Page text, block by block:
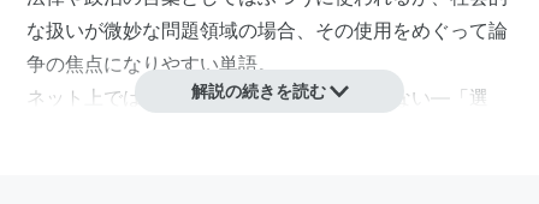
な扱いが微妙な問題領域の場合、その使用をめぐって論
争の焦点になりやすい単語。
ネット上では、貴戸理恵『不登校は終わらない―「選
解説の続きを読む